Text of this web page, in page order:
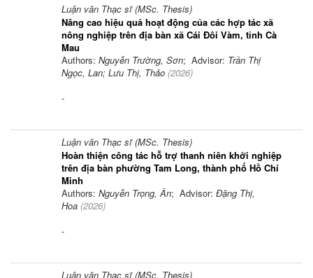
Luận văn Thạc sĩ (MSc. Thesis)
Nâng cao hiệu quả hoạt động của các hợp tác xã
nông nghiệp trên địa bàn xã Cái Đôi Vàm, tỉnh Cà
Mau
Authors: Nguyễn Trường, Sơn; Advisor: Trần Thị
Ngọc, Lan; Lưu Thị, Thảo (2026)
-
Luận văn Thạc sĩ (MSc. Thesis)
Hoàn thiện công tác hỗ trợ thanh niên khởi nghiệp
trên địa bàn phường Tam Long, thành phố Hồ Chí
Minh
Authors: Nguyễn Trọng, Ân; Advisor: Đặng Thị,
Hoa (2026)
-
Luận văn Thạc sĩ (MSc. Thesis)